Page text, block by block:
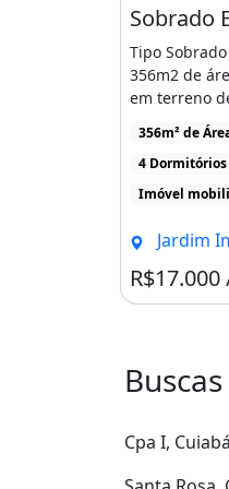
Guarda
Sobrado
Tipo
356m2 de
em terreno
582m2, com
356m² de
4 Dormitórios
Imóvel
Jardim
Cpa I,